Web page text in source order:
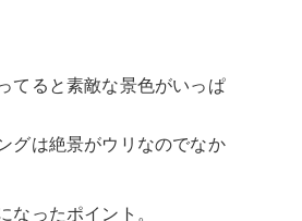
てると素敵な景色がいっぱ
グは絶景がウリなのでなか
なったポイント。